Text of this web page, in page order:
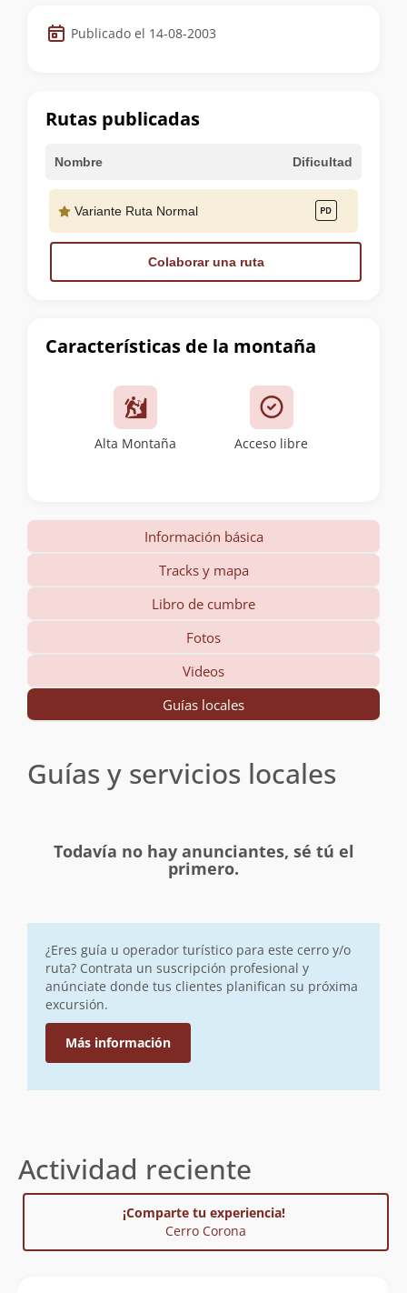
Datos
de
cumbre
Publicado el 14-08-2003
Características de la montaña
Alta Montaña Acceso libre
Rutas publicadas
Nombre Dificultad
Variante Ruta Normal
Colaborar una ruta
Información básica
Tracks y mapa
Libro de cumbre
Fotos
Videos
Guías locales
Guías y servicios locales
Todavía no hay anunciantes, sé tú el
primero.
¿Eres guía u operador turístico para este cerro y/o
ruta? Contrata un suscripción profesional y
anúnciate donde tus clientes planifican su próxima
excursión.
Más información
Actividad reciente
¡Comparte tu experiencia!
Cerro Corona